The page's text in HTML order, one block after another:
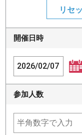
開催日時
参加人数